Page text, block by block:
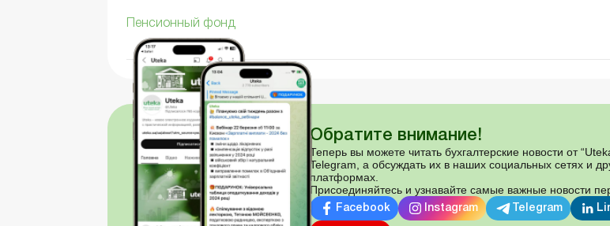
Пенсионный фонд
Обратите внимание!
Теперь вы можете читать бухгалтерские новости от
Telegram, а обсуждать их в наших социальных сетях и
платформах.
Присоединяйтесь и узнавайте самые важные новости
Facebook Instagram Telegram